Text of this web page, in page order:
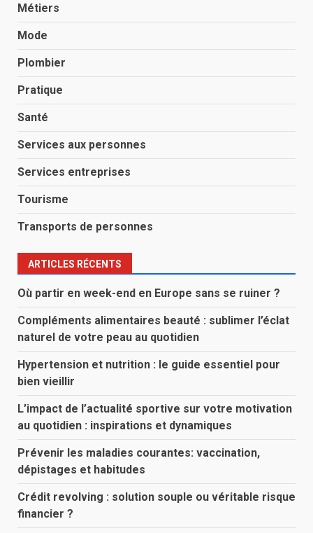
Métiers
Mode
Plombier
Pratique
Santé
Services aux personnes
Services entreprises
Tourisme
Transports de personnes
ARTICLES RÉCENTS
Où partir en week-end en Europe sans se ruiner ?
Compléments alimentaires beauté : sublimer l’éclat
naturel de votre peau au quotidien
Hypertension et nutrition : le guide essentiel pour
bien vieillir
L’impact de l’actualité sportive sur votre motivation
au quotidien : inspirations et dynamiques
Prévenir les maladies courantes: vaccination,
dépistages et habitudes
Crédit revolving : solution souple ou véritable risque
financier ?